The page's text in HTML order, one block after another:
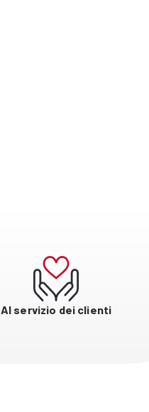
Al servizio dei clienti